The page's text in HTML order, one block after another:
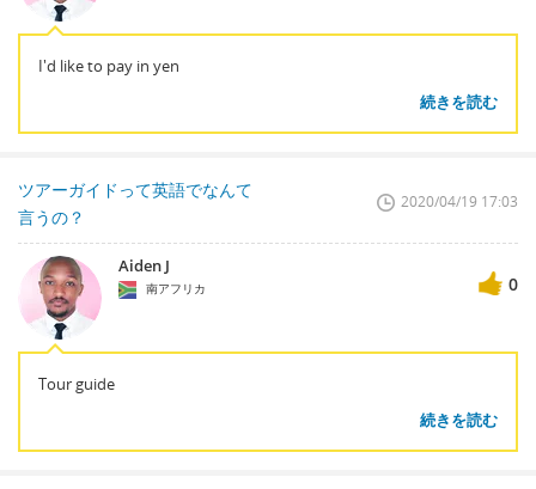
I'd like to pay in yen
続きを読む
ツアーガイドって英語でなんて
言うの？
2020/04/19 17:03
Aiden J
南アフリカ 0
Tour guide
続きを読む